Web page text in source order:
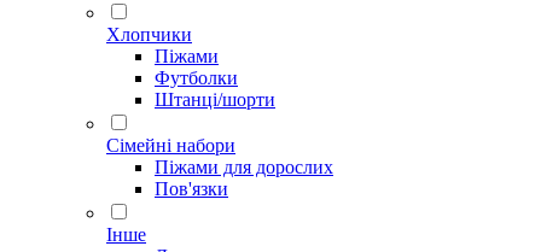
Хлопчики
Піжами
Футболки
Штанці/шорти
Сімейні набори
Піжами для дорослих
Пов'язки
Інше